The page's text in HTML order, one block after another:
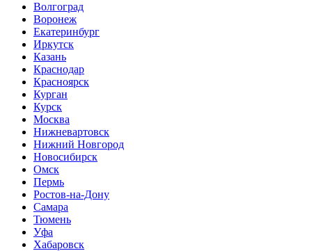
Волгоград
Воронеж
Екатеринбург
Иркутск
Казань
Краснодар
Красноярск
Курган
Курск
Москва
Нижневартовск
Нижний Новгород
Новосибирск
Омск
Пермь
Ростов-на-Дону
Самара
Тюмень
Уфа
Хабаровск